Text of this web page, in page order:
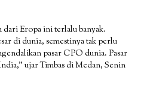
Eropa ini terlalu banyak.
di dunia, semestinya tak perlu
pasar CPO dunia. Pasar
ujar Timbas di Medan, Senin